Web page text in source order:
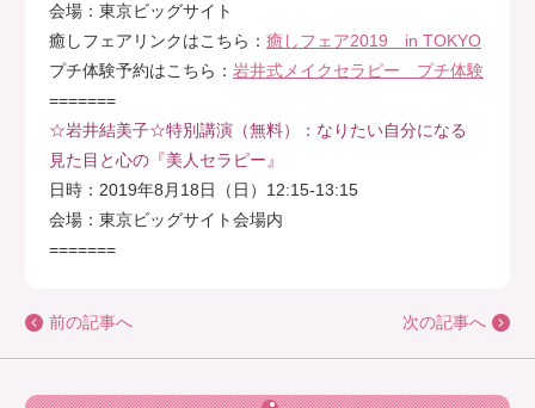
会場：東京ビッグサイト
癒しフェアリンクはこちら： 癒しフェア2019 in TOKYO
プチ体験予約はこちら： 岩井式メイクセラピー プチ体験
=======
☆岩井結美子☆特別講演（無料）：なりたい自分になる
見た目と心の『美人セラピー』
日時：2019年8月18日（日）12:15-13:15
会場：東京ビッグサイト会場内
=======
前の記事へ 次の記事へ